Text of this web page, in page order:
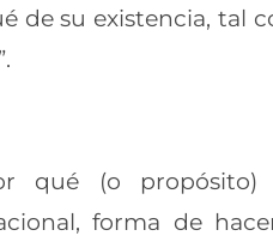
de su existencia, tal
qué (o
forma de